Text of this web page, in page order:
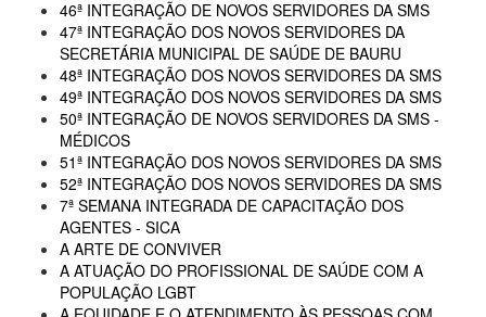
46ª INTEGRAÇÃO DE NOVOS SERVIDORES DA SMS
47ª INTEGRAÇÃO DOS NOVOS SERVIDORES DA
SECRETÁRIA MUNICIPAL DE SAÚDE DE BAURU
48ª INTEGRAÇÃO DOS NOVOS SERVIDORES DA SMS
49ª INTEGRAÇÃO DOS NOVOS SERVIDORES DA SMS
50ª INTEGRAÇÃO DE NOVOS SERVIDORES DA SMS -
MÉDICOS
51ª INTEGRAÇÃO DOS NOVOS SERVIDORES DA SMS
52ª INTEGRAÇÃO DOS NOVOS SERVIDORES DA SMS
7ª SEMANA INTEGRADA DE CAPACITAÇÃO DOS
AGENTES - SICA
A ARTE DE CONVIVER
A ATUAÇÃO DO PROFISSIONAL DE SAÚDE COM A
POPULAÇÃO LGBT